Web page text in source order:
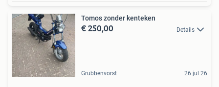
Tomos zonder kenteken
€ 250,00 Details
Grubbenvorst 26 jul 26